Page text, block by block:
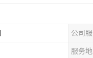
公司
服务